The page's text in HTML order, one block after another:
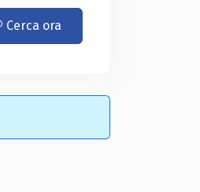
Cerca ora